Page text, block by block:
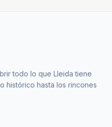
todo lo que Lleida tiene
histórico hasta los rincones